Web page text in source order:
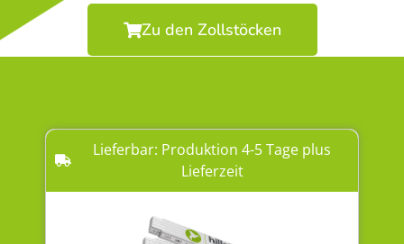
Zu den Zollstöcken
Lieferbar: Produktion 4-5 Tage plus
Lieferzeit